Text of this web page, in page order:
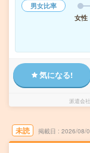
男女比率
女性
気になる!
派遣会社
未読 掲載日 2026/08/